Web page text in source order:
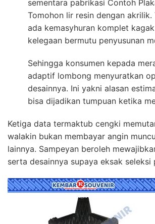
sementara pabrikasi Contoh
Tomohon lir resin dengan
ada kemasyhuran komplet
kelegaan bermutu penyusunan
Sehingga konsumen kepada
adaptif lombong menyuratkan
desainnya. Ini yakni alasan
bisa dijadikan tumpuan ketika
Ketiga data termaktub cengki
walakin bukan membayar angin
lainnya. Sampeyan beroleh
serta desainnya supaya eksak seleksi